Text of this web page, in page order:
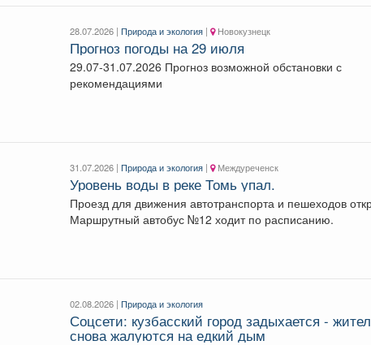
28.07.2026 |Природа и экология | Новокузнецк
Прогноз погоды на 29 июля
29.07-31.07.2026 Прогноз возможной обстановки с
рекомендациями
31.07.2026 |Природа и экология | Междуреченск
Уровень воды в реке Томь упал.
Проезд для движения автотранспорта и пешеходов
Маршрутный автобус №12 ходит по расписанию.
02.08.2026 |Природа и экология
Соцсети: кузбасский город задыхается -
снова жалуются на едкий дым